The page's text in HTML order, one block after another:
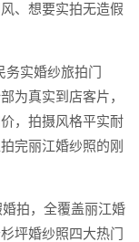
、想要实拍无造假
务实婚纱旅拍门
为真实到店客片，
，拍摄风格平实耐
完丽江婚纱照的刚
拍，全覆盖丽江婚
坪婚纱照四大热门